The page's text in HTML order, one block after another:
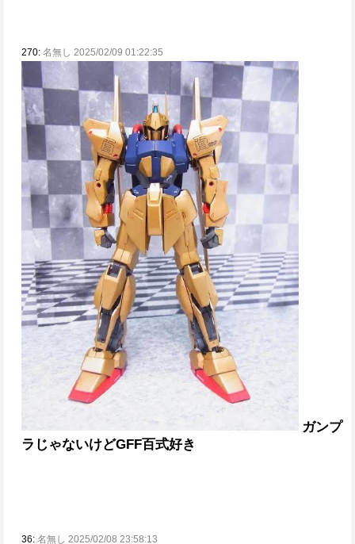
270: 名無し 2025/02/09 01:22:35
ガンプ
ラじゃないけどGFF百式好き
36: 名無し 2025/02/08 23:58:13